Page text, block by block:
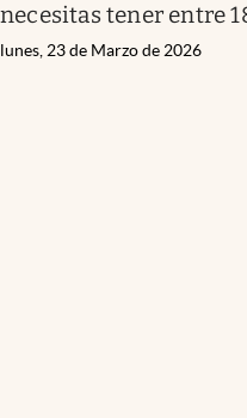
necesitas tener entre
lunes, 23 de Marzo de 2026